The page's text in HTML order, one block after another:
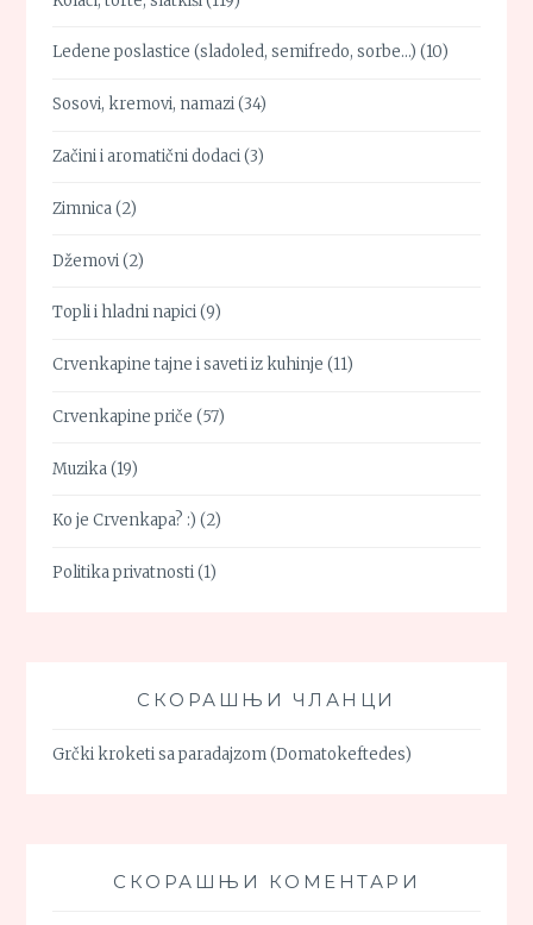
Ledene poslastice (sladoled, semifredo, sorbe…) (10)
Sosovi, kremovi, namazi(34)
Začini i aromatični dodaci(3)
Zimnica(2)
Džemovi(2)
Topli i hladni napici(9)
Crvenkapine tajne i saveti iz kuhinje (11)
Crvenkapine priče (57)
Muzika(19)
Ko je Crvenkapa? :) (2)
Politika privatnosti(1)
СКОРАШЊИ ЧЛАНЦИ
Grčki kroketi sa paradajzom (Domatokeftedes)
СКОРАШЊИ КОМЕНТАРИ